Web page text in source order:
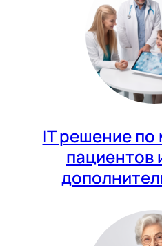
IT решение
пациентов